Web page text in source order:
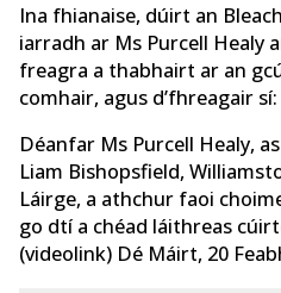
Ina fhianaise, dúirt an
iarradh ar Ms Purcell Healy
freagra a thabhairt ar an
comhair, agus d’fhreagair
Déanfar Ms Purcell Healy,
Liam Bishopsfield,
Láirge, a athchur faoi
go dtí a chéad láithreas
(videolink) Dé Máirt, 20